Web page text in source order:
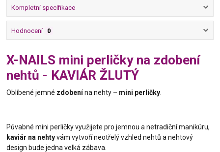
Kompletní specifikace
Hodnocení 0
X-NAILS mini perličky na zdobení
nehtů - KAVIÁR ŽLUTÝ
Oblíbené jemné zdobenína nehty – mini perličky
Půvabné mini perličky využijete pro jemnou a netradiční manikúru,
kaviár na nehtyvám vytvoří neotřelý vzhled nehtů a nehtový
design bude jedna velká zábava.